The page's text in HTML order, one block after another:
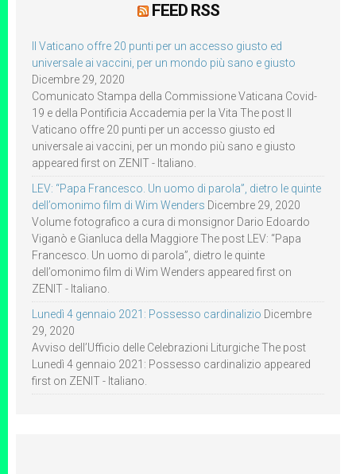
FEED RSS
Il Vaticano offre 20 punti per un accesso giusto ed
universale ai vaccini, per un mondo più sano e giusto
Dicembre 29, 2020
Comunicato Stampa della Commissione Vaticana Covid-
19 e della Pontificia Accademia per la Vita The post Il
Vaticano offre 20 punti per un accesso giusto ed
universale ai vaccini, per un mondo più sano e giusto
appeared first on ZENIT - Italiano.
LEV: “Papa Francesco. Un uomo di parola”, dietro le quinte
dell’omonimo film di Wim Wenders Dicembre 29, 2020
Volume fotografico a cura di monsignor Dario Edoardo
Viganò e Gianluca della Maggiore The post LEV: “Papa
Francesco. Un uomo di parola”, dietro le quinte
dell’omonimo film di Wim Wenders appeared first on
ZENIT - Italiano.
Lunedì 4 gennaio 2021: Possesso cardinalizio Dicembre
29, 2020
Avviso dell’Ufficio delle Celebrazioni Liturgiche The post
Lunedì 4 gennaio 2021: Possesso cardinalizio appeared
first on ZENIT - Italiano.